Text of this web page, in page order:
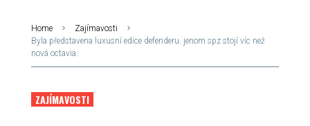
Home
Zajímavosti
Byla představena luxusní edice defenderu. jenom spz stojí víc než
nová octavia.
ZAJÍMAVOSTI